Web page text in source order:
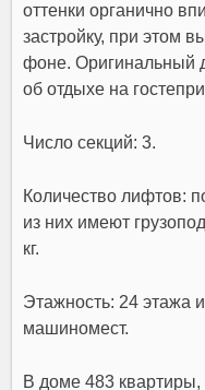
оттенки органично
застройку, при этом
фоне. Оригинальный
об отдыхе на
Число секций: 3.
Количество лифтов:
из них имеют
кг.
Этажность: 24 этажа
машиномест.
В доме 483 квартиры,